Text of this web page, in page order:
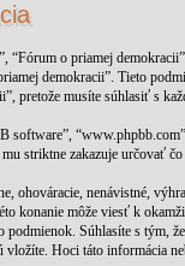
“Fórum o priamej
demokracii”. Tieto
pretože musíte súhlasiť s
software”,
striktne zakazuje určovať
ohováracie, nenávistné,
konanie môže viesť k
podmienok. Súhlasíte s
Hoci táto informácia